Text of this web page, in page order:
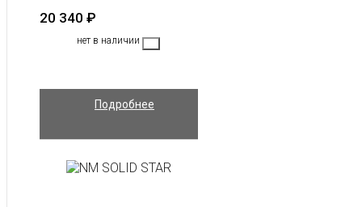
20 340 ₽
нет в наличии
Подробнее